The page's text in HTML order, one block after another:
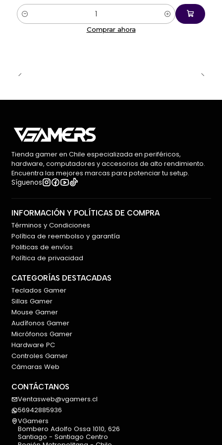
🌈 Iluminación RGB y personalización total
estilo gamer.
Modelo: 5098B V3 Pro
Formato: Compacto (con teclas adicionales
funcionales)
Switches: Akko V3 Piano Pro (lineales)
Recorrido total: 3.1 mm
Pre-recorrido: 1.9 mm
Conectividad: Bluetooth 5.0 / 2.4GHz / USB-C
Batería: 8000 mAh
Carga rápida: Sí (2A)
Iluminación: RGB
Keycaps: PBT Double-Shot
Montaje: Gasket
Hot Swap: Sí
Cantidad
Comprar ahora
Tienda gamer en Chile especializada en periféricos,
hardware, computadores y accesorios de alto rendimiento.
Encuentra las mejores marcas para potenciar tu setup.
Síguenos
INFORMACIÓN Y POLÍTICAS DE COMPRA
Términos y Condiciones
Política de reembolso y garantía
Politicas de envíos
Política de privacidad
CATEGORÍAS DESTACADAS
Teclados Gamer
Sillas Gamer
Mouse Gamer
Audífonos Gamer
Micrófonos Gamer
Hardware PC
Controles Gamer
Cámaras Web
CONTÁCTANOS
Ventasweb@vgamers.cl
56942885936
VGamers
Bombero Adolfo Ossa 1010, 626
Santiago - Santiago Centro